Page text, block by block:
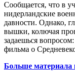
Сообщается, что в
нидерландские
давности. Однако,
вышки, колючая
задаешься
фильма о
Больше материала